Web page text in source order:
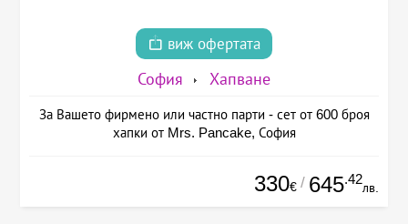
виж офертата
София Хапване
За Вашето фирмено или частно парти - сет от 600 броя
хапки от Mrs. Pancake, София
330€ / 645.42
лв.